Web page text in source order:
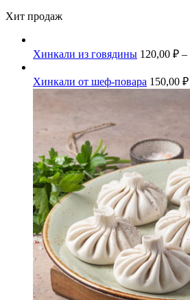
Хит продаж
Хинкали из говядины 120,00 ₽ –
Хинкали от шеф-повара 150,00 ₽